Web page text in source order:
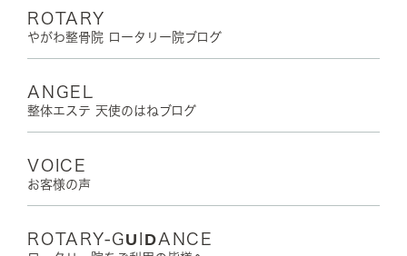
ROTARY
やがわ整骨院 ロータリー院ブログ
ANGEL
整体エステ 天使のはねブログ
VOICE
お客様の声
ROTARY-GUIDANCE